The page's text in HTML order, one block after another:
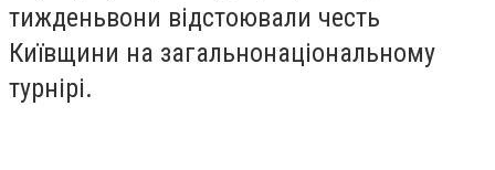
тижденьвони відстоювали честь
Київщини на загальнонаціональному
турнірі.